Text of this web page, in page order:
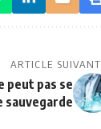
ARTICLE SUIVANT
peut pas se
sauvegarde